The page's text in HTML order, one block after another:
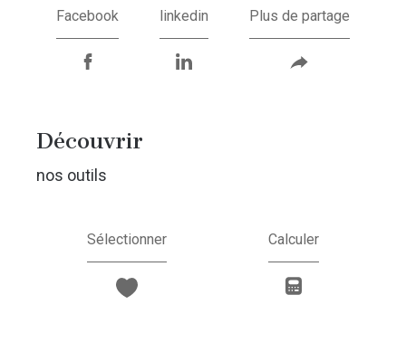
Facebook linkedin Plus de partage
découvrir
nos outils
Sélectionner Calculer